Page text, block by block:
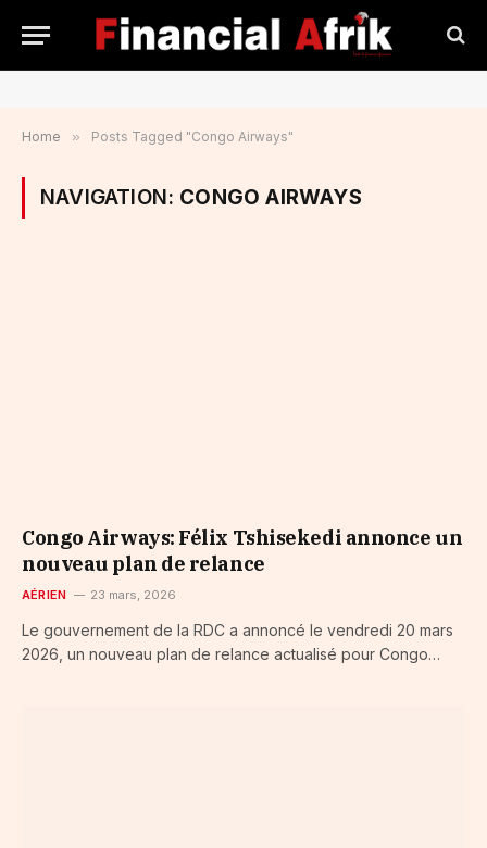
Home » Posts Tagged "Congo Airways"
NAVIGATION: CONGO AIRWAYS
Congo Airways: Félix Tshisekedi annonce un
nouveau plan de relance
AÉRIEN 23 mars, 2026
Le gouvernement de la RDC a annoncé le vendredi 20 mars
2026, un nouveau plan de relance actualisé pour Congo…